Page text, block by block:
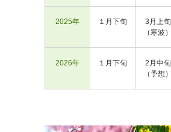
2025年 １月下旬
3月上旬
（寒波）
2026年 １月下旬
2月中旬
（予想）